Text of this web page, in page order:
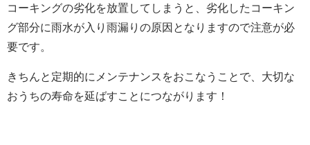
コーキングの劣化を放置してしまうと、劣化したコーキン
グ部分に雨水が入り雨漏りの原因となりますので注意が必
要です。
きちんと定期的にメンテナンスをおこなうことで、大切な
おうちの寿命を延ばすことにつながります！